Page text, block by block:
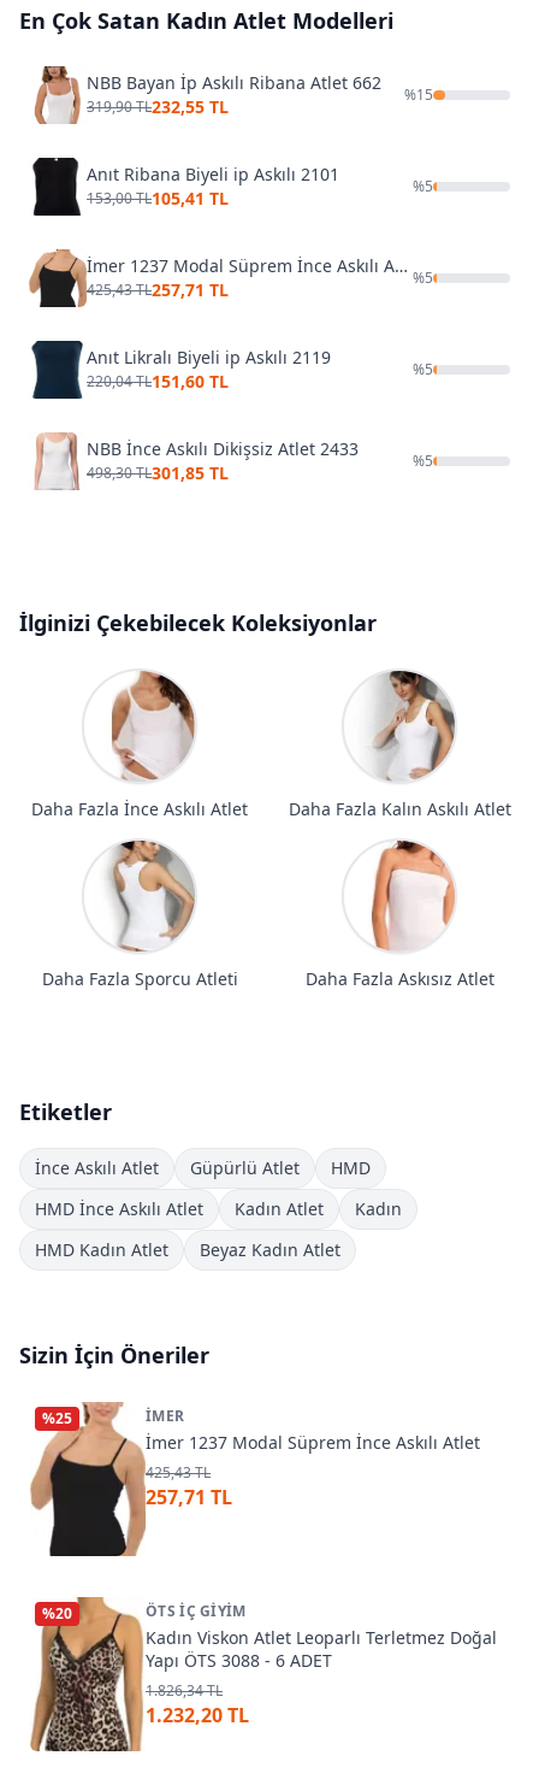
En Çok Satan Kadın Atlet Modelleri
NBB Bayan İp Askılı Ribana Atlet 662
319,90 TL232,55 TL
%15
Anıt Ribana Biyeli ip Askılı 2101
153,00 TL105,41 TL
%5
İmer 1237 Modal Süprem İnce Askılı Atlet
425,43 TL257,71 TL
%5
Anıt Likralı Biyeli ip Askılı 2119
220,04 TL151,60 TL
%5
NBB İnce Askılı Dikişsiz Atlet 2433
498,30 TL301,85 TL
%5
İlginizi Çekebilecek Koleksiyonlar
Daha Fazla İnce Askılı Atlet Daha Fazla Kalın Askılı Atlet
Daha Fazla Sporcu Atleti Daha Fazla Askısız Atlet
Etiketler
İnce Askılı Atlet Güpürlü Atlet
HMD
HMD İnce Askılı Atlet
Kadın Atlet
Kadın
HMD Kadın Atlet
Beyaz Kadın Atlet
Sizin İçin Öneriler
%25 İMER
İmer 1237 Modal Süprem İnce Askılı Atlet
425,43 TL
257,71 TL
%20 ÖTS İÇ GIYIM
Kadın Viskon Atlet Leoparlı Terletmez Doğal
Yapı ÖTS 3088 - 6 ADET
1.826,34 TL
1.232,20 TL